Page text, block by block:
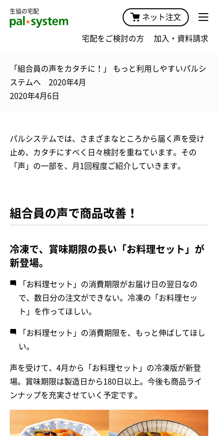
生協の宅配
ネット注文
宅配をご検討の方 加入・資料請求
「組合員の声をカタチに！」 もっと利用しやすいパルシ
ステムへ 2020年4月
2020年4月6日
パルシステムでは、さまざまなところから届く声を受け
止め、カタチにすべく日々検討を重ねています。その
「声」の一部を、月1回程度ご紹介していきます。
組合員の声で商品改善！
冷凍で、賞味期限の長い「お料理セット」が
新登場。
「お料理セット」の消費期限がお届け日の翌日なの
で、数日分の注文ができない。冷凍の「お料理セッ
ト」を作ってほしい。
「お料理セット」の消費期限を、もっと伸ばしてほし
い。
声を受けて、4月から「お料理セット」の冷凍版が新登
場。賞味期限は製造日から180日以上。今後も商品ライ
ンナップを充実させていく予定です。